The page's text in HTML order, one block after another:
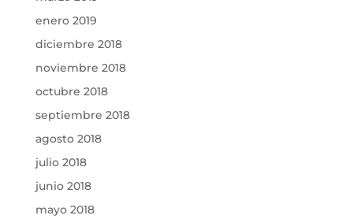
enero 2019
diciembre 2018
noviembre 2018
octubre 2018
septiembre 2018
agosto 2018
julio 2018
junio 2018
mayo 2018